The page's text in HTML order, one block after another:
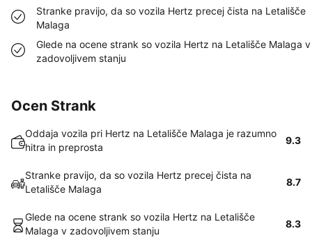
Stranke pravijo, da so vozila Hertz precej čista na Letališče
Malaga
Glede na ocene strank so vozila Hertz na Letališče Malaga v
zadovoljivem stanju
Ocen Strank
Oddaja vozila pri Hertz na Letališče Malaga je razumno
hitra in preprosta
9.3
Stranke pravijo, da so vozila Hertz precej čista na
Letališče Malaga
8.7
Glede na ocene strank so vozila Hertz na Letališče
Malaga v zadovoljivem stanju
8.3